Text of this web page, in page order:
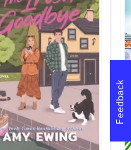
Feedback